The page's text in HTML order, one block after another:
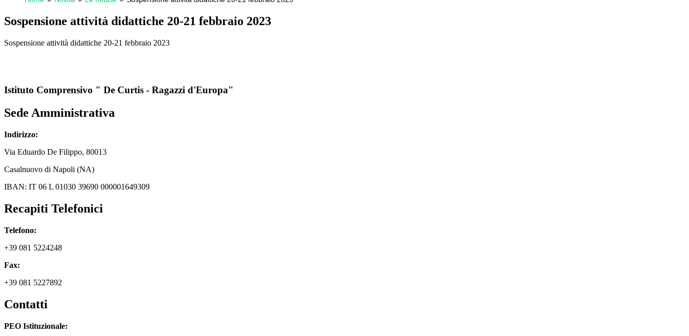
Sospensione attività didattiche 20-21 febbraio 2023
Sospensione attività didattiche 20-21 febbraio 2023
Istituto Comprensivo " De Curtis - Ragazzi d'Europa"
Sede Amministrativa
Indirizzo:
Via Eduardo De Filippo, 80013
Casalnuovo di Napoli (NA)
IBAN: IT 06 L 01030 39690 000001649309
Recapiti Telefonici
Telefono:
+39 081 5224248
Fax:
+39 081 5227892
Contatti
PEO Istituzionale: